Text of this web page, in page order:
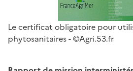
Le certificat obligatoire pour
phytosanitaires - ©Agri.53.fr